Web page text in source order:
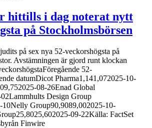
hittills i dag noterat nytt
på Stockholmsbörsen
på sex nya 52-veckorshögsta på
Avstämningen är gjord runt klockan
52-
datumDicot Pharma1,141,072025-10-
08-26Enad Global
Design Group
Group90,9089,002025-10-
09-22Källa: FactSet
Finwire